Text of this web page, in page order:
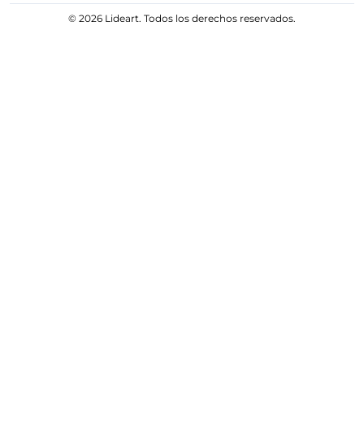
© 2026 Lideart. Todos los derechos reservados.